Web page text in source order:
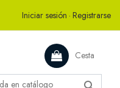
Iniciar sesión · Registrarse
Cesta